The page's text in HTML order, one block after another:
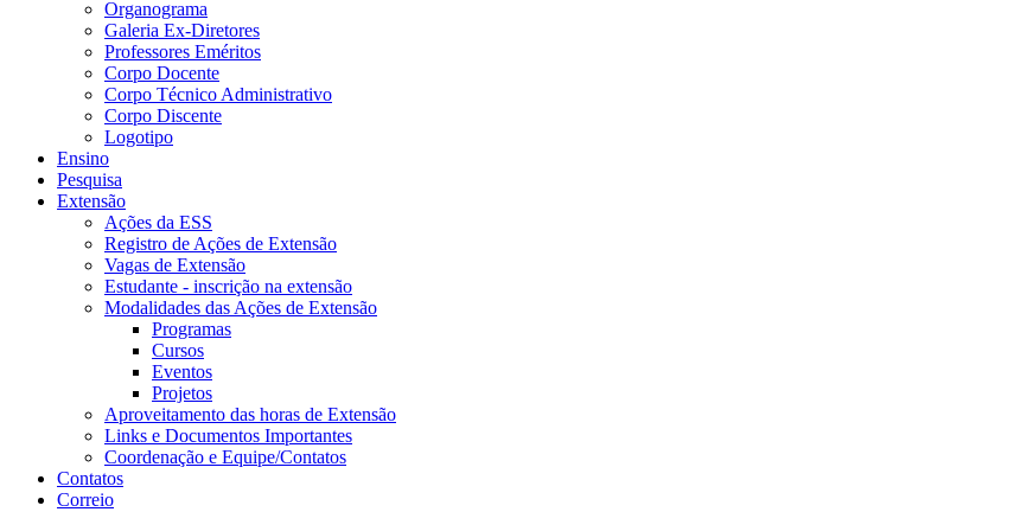
Organograma
Galeria Ex-Diretores
Professores Eméritos
Corpo Docente
Corpo Técnico Administrativo
Corpo Discente
Logotipo
Ensino
Pesquisa
Extensão
Ações da ESS
Registro de Ações de Extensão
Vagas de Extensão
Estudante - inscrição na extensão
Modalidades das Ações de Extensão
Programas
Cursos
Eventos
Projetos
Aproveitamento das horas de Extensão
Links e Documentos Importantes
Coordenação e Equipe/Contatos
Contatos
Correio